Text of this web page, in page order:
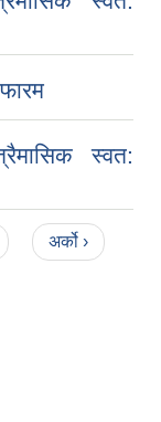
स्वत:
अर्को ›